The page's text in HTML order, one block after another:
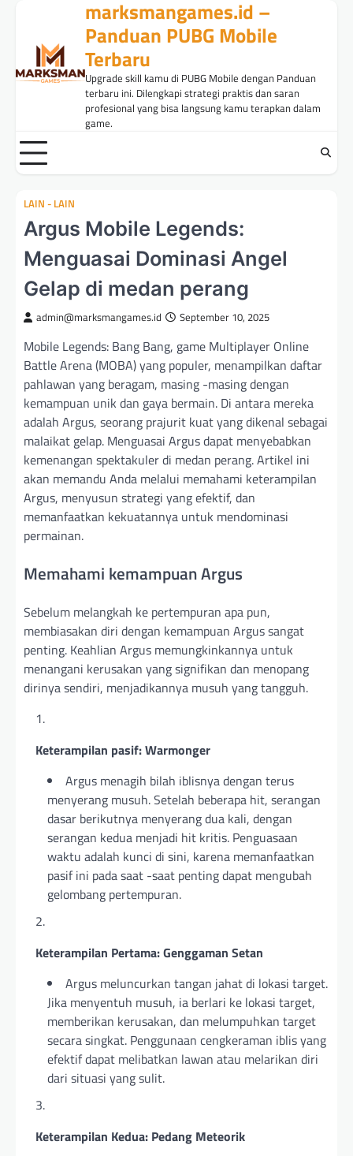
content
marksmangames.id –
Panduan PUBG Mobile
Terbaru
Upgrade skill kamu di PUBG Mobile dengan Panduan
terbaru ini. Dilengkapi strategi praktis dan saran
profesional yang bisa langsung kamu terapkan dalam
game.
LAIN - LAIN
Argus Mobile Legends:
Menguasai Dominasi Angel
Gelap di medan perang
admin@marksmangames.id September 10, 2025
Mobile Legends: Bang Bang, game Multiplayer Online
Battle Arena (MOBA) yang populer, menampilkan daftar
pahlawan yang beragam, masing -masing dengan
kemampuan unik dan gaya bermain. Di antara mereka
adalah Argus, seorang prajurit kuat yang dikenal sebagai
malaikat gelap. Menguasai Argus dapat menyebabkan
kemenangan spektakuler di medan perang. Artikel ini
akan memandu Anda melalui memahami keterampilan
Argus, menyusun strategi yang efektif, dan
memanfaatkan kekuatannya untuk mendominasi
permainan.
Memahami kemampuan Argus
Sebelum melangkah ke pertempuran apa pun,
membiasakan diri dengan kemampuan Argus sangat
penting. Keahlian Argus memungkinkannya untuk
menangani kerusakan yang signifikan dan menopang
dirinya sendiri, menjadikannya musuh yang tangguh.
Keterampilan pasif: Warmonger
Argus menagih bilah iblisnya dengan terus
menyerang musuh. Setelah beberapa hit, serangan
dasar berikutnya menyerang dua kali, dengan
serangan kedua menjadi hit kritis. Penguasaan
waktu adalah kunci di sini, karena memanfaatkan
pasif ini pada saat -saat penting dapat mengubah
gelombang pertempuran.
Keterampilan Pertama: Genggaman Setan
Argus meluncurkan tangan jahat di lokasi target.
Jika menyentuh musuh, ia berlari ke lokasi target,
memberikan kerusakan, dan melumpuhkan target
secara singkat. Penggunaan cengkeraman iblis yang
efektif dapat melibatkan lawan atau melarikan diri
dari situasi yang sulit.
Keterampilan Kedua: Pedang Meteorik